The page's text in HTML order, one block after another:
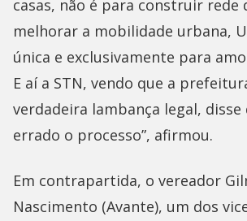
casas, não é para construir rede
melhorar a mobilidade urbana,
única e exclusivamente para
E aí a STN, vendo que a
verdadeira lambança legal, disse
errado o processo”, afirmou.
Em contrapartida, o vereador
Nascimento (Avante), um dos